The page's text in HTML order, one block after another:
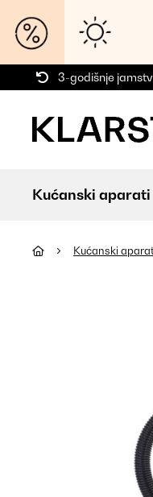
3-godišnje
Kućanski aparati
Kućanski